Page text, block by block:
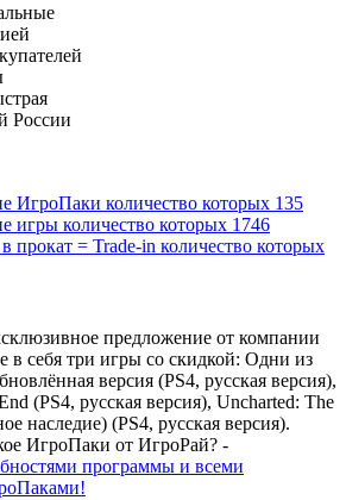
России
ИгроПаки количество которых 135
игры количество которых 1746
прокат = Trade-in количество которых
предложение от компании
себя три игры со скидкой: Одни из
версия (PS4, русская версия),
(PS4, русская версия), Uncharted: The
наследие) (PS4, русская версия).
ИгроПаки от ИгроРай? -
программы и всеми